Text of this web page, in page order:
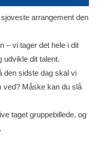
arrangement den
– vi tager det hele i dit
dit talent.
den sidste dag skal vi
ved? Måske kan du slå
taget gruppebillede, og